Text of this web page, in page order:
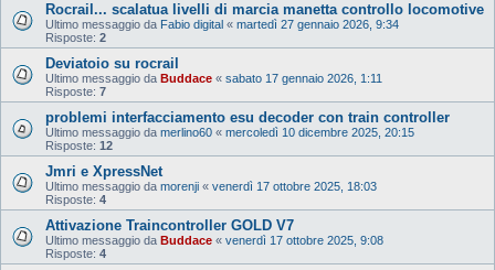
Rocrail... scalatua livelli di marcia manetta controllo locomotive
Ultimo messaggio da Fabio digital « martedì 27 gennaio 2026, 9:34
Risposte: 2
Deviatoio su rocrail
Ultimo messaggio da Buddace « sabato 17 gennaio 2026, 1:11
Risposte: 7
problemi interfacciamento esu decoder con train controller
Ultimo messaggio da merlino60 « mercoledì 10 dicembre 2025, 20:15
Risposte: 12
Jmri e XpressNet
Ultimo messaggio da morenji « venerdì 17 ottobre 2025, 18:03
Risposte: 4
Attivazione Traincontroller GOLD V7
Ultimo messaggio da Buddace « venerdì 17 ottobre 2025, 9:08
Risposte: 4